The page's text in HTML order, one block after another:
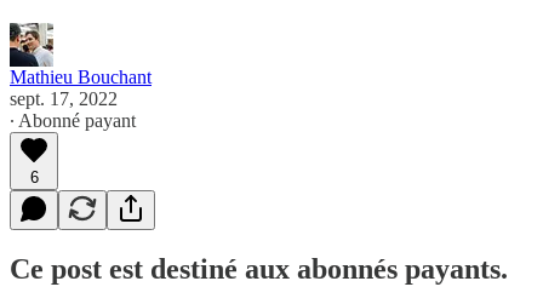
Mathieu Bouchant
sept. 17, 2022
∙ Abonné payant
6
Ce post est destiné aux abonnés payants.